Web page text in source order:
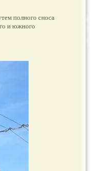
полного сноса
и южного